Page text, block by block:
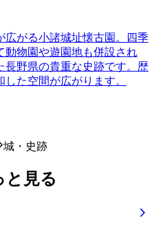
広がる小諸城址懐古園。四季
動物園や遊園地も併設され
長野県の貴重な史跡です。歴
た空間が広がります。
城・史跡
と見る